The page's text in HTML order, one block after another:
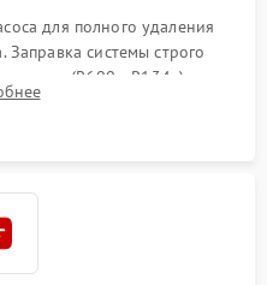
для полного удаления
Заправка системы строго
(R600a, R134a) по
давления в системе.